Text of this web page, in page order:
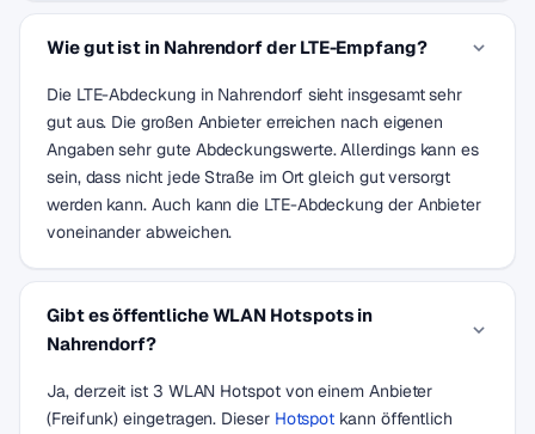
Wie gut ist in Nahrendorf der LTE-Empfang?
Die LTE-Abdeckung in Nahrendorf sieht insgesamt sehr
gut aus. Die großen Anbieter erreichen nach eigenen
Angaben sehr gute Abdeckungswerte. Allerdings kann es
sein, dass nicht jede Straße im Ort gleich gut versorgt
werden kann. Auch kann die LTE-Abdeckung der Anbieter
voneinander abweichen.
Gibt es öffentliche WLAN Hotspots in
Nahrendorf?
Ja, derzeit ist 3 WLAN Hotspot von einem Anbieter
(Freifunk) eingetragen. Dieser Hotspot kann öffentlich